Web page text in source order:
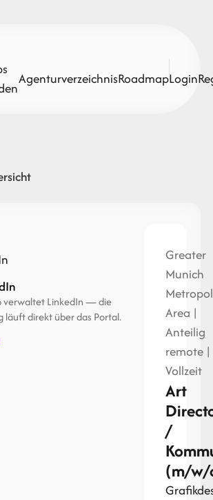
AgenturverzeichnisRoadmapLogin
verwaltet LinkedIn — die
läuft direkt über das Portal.
Greater
Munich
Area |
Anteilig
remote |
Vollzeit
Art
/
(m/